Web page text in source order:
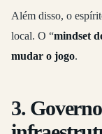
Além disso, o
local. O “mindset
mudar o jogo.
3.